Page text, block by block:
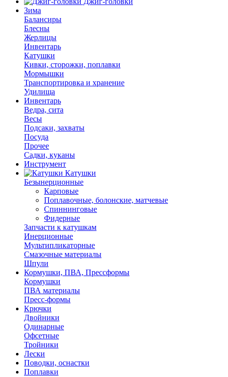
Зима
Балансиры
Блесны
Жерлицы
Инвентарь
Катушки
Кивки, сторожки, поплавки
Мормышки
Транспортировка и хранение
Удилища
Инвентарь
Ведра, сита
Весы
Подсаки, захваты
Посуда
Прочее
Садки, куканы
Инструмент
Катушки
Безынерционные
Карповые
Поплавочные, болонские, матчевые
Спиннинговые
Фидерные
Запчасти к катушкам
Инерционные
Мультипликаторные
Смазочные материалы
Шпули
Кормушки, ПВА, Прессформы
Кормушки
ПВА материалы
Пресс-формы
Крючки
Двойники
Одинарные
Офсетные
Тройники
Лески
Поводки, оснастки
Поплавки